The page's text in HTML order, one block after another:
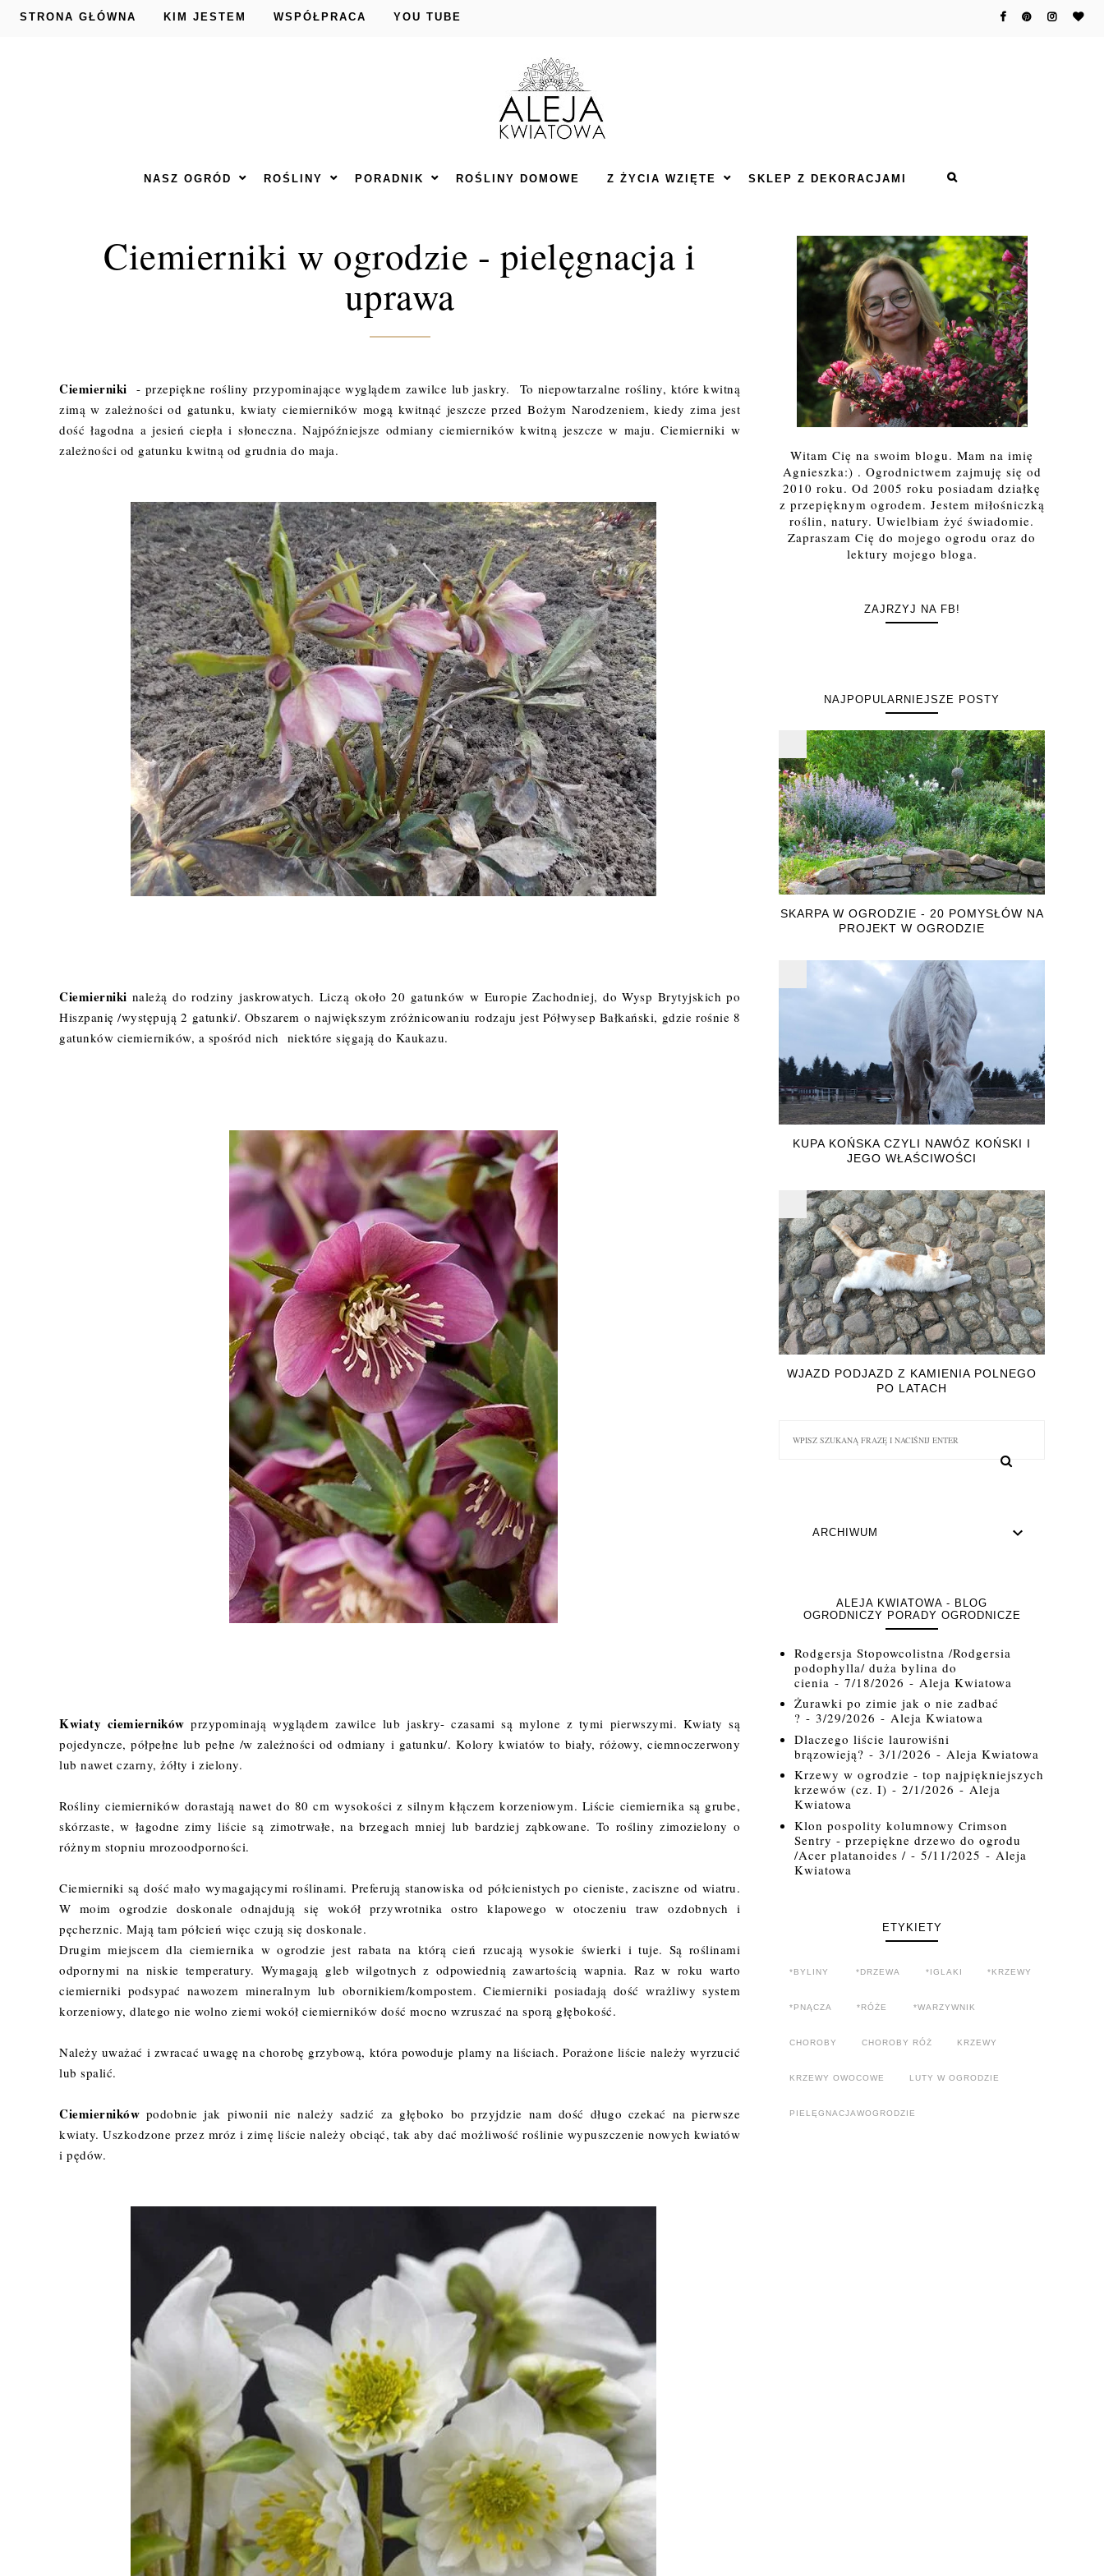
STRONA GŁÓWNA KIM JESTEM WSPÓŁPRACA YOU TUBE
NASZ OGRÓD ROŚLINY PORADNIK ROŚLINY DOMOWE Z ŻYCIA WZIĘTE SKLEP Z DEKORACJAMI
Ciemierniki w ogrodzie - pielęgnacja i
uprawa
Ciemierniki - przepiękne rośliny przypominające wyglądem zawilce lub jaskry. To niepowtarzalne rośliny, które kwitną
zimą w zależności od gatunku, kwiaty ciemierników mogą kwitnąć jeszcze przed Bożym Narodzeniem, kiedy zima jest
dość łagodna a jesień ciepła i słoneczna. Najpóźniejsze odmiany ciemierników kwitną jeszcze w maju. Ciemierniki w
zależności od gatunku kwitną od grudnia do maja.
Ciemierniki należą do rodziny jaskrowatych. Liczą około 20 gatunków w Europie Zachodniej, do Wysp Brytyjskich po
Hiszpanię /występują 2 gatunki/. Obszarem o największym zróżnicowaniu rodzaju jest Półwysep Bałkański, gdzie rośnie 8
gatunków ciemierników, a spośród nich niektóre sięgają do Kaukazu.
Kwiaty ciemierników przypominają wyglądem zawilce lub jaskry- czasami są mylone z tymi pierwszymi. Kwiaty są
pojedyncze, półpełne lub pełne /w zależności od odmiany i gatunku/. Kolory kwiatów to biały, różowy, ciemnoczerwony
lub nawet czarny, żółty i zielony.
Rośliny ciemierników dorastają nawet do 80 cm wysokości z silnym kłączem korzeniowym. Liście ciemiernika są grube,
skórzaste, w łagodne zimy liście są zimotrwałe, na brzegach mniej lub bardziej ząbkowane. To rośliny zimozielony o
różnym stopniu mrozoodporności.
Ciemierniki są dość mało wymagającymi roślinami. Preferują stanowiska od półcienistych po cieniste, zaciszne od wiatru.
W moim ogrodzie doskonale odnajdują się wokół przywrotnika ostro klapowego w otoczeniu traw ozdobnych i
pęcherznic. Mają tam półcień więc czują się doskonale.
Drugim miejscem dla ciemiernika w ogrodzie jest rabata na którą cień rzucają wysokie świerki i tuje. Są roślinami
odpornymi na niskie temperatury. Wymagają gleb wilgotnych z odpowiednią zawartością wapnia. Raz w roku warto
ciemierniki podsypać nawozem mineralnym lub obornikiem/kompostem. Ciemierniki posiadają dość wrażliwy system
korzeniowy, dlatego nie wolno ziemi wokół ciemierników dość mocno wzruszać na sporą głębokość.
Należy uważać i zwracać uwagę na chorobę grzybową, która powoduje plamy na liściach. Porażone liście należy wyrzucić
lub spalić.
Ciemierników podobnie jak piwonii nie należy sadzić za głęboko bo przyjdzie nam dość długo czekać na pierwsze
kwiaty. Uszkodzone przez mróz i zimę liście należy obciąć, tak aby dać możliwość roślinie wypuszczenie nowych kwiatów
i pędów.
Witam Cię na swoim blogu. Mam na imię
Agnieszka:) . Ogrodnictwem zajmuję się od
2010 roku. Od 2005 roku posiadam działkę
z przepięknym ogrodem. Jestem miłośniczką
roślin, natury. Uwielbiam żyć świadomie.
Zapraszam Cię do mojego ogrodu oraz do
lektury mojego bloga.
ZAJRZYJ NA FB!
NAJPOPULARNIEJSZE POSTY
SKARPA W OGRODZIE - 20 POMYSŁÓW NA
PROJEKT W OGRODZIE
KUPA KOŃSKA CZYLI NAWÓZ KOŃSKI I
JEGO WŁAŚCIWOŚCI
WJAZD PODJAZD Z KAMIENIA POLNEGO
PO LATACH
ARCHIWUM
ALEJA KWIATOWA - BLOG
OGRODNICZY PORADY OGRODNICZE
Rodgersja Stopowcolistna /Rodgersia
podophylla/ duża bylina do
cienia - 7/18/2026 - Aleja Kwiatowa
Żurawki po zimie jak o nie zadbać
? - 3/29/2026 - Aleja Kwiatowa
Dlaczego liście laurowiśni
brązowieją? - 3/1/2026 - Aleja Kwiatowa
Krzewy w ogrodzie - top najpiękniejszych
krzewów (cz. I) - 2/1/2026 - Aleja
Kwiatowa
Klon pospolity kolumnowy Crimson
Sentry - przepiękne drzewo do ogrodu
/Acer platanoides /- 5/11/2025 - Aleja
Kwiatowa
ETYKIETY
*BYLINY *DRZEWA *IGLAKI *KRZEWY
*PNĄCZA *RÓŻE *WARZYWNIK
CHOROBY CHOROBY RÓŻ KRZEWY
KRZEWY OWOCOWE LUTY W OGRODZIE
PIELĘGNACJAWOGRODZIE